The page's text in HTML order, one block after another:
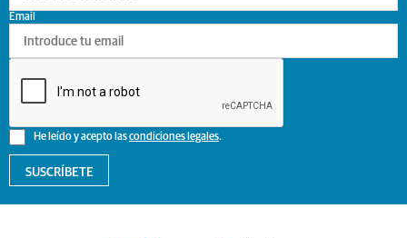
He leído y acepto lascondiciones legales.
Email
SUSCRÍBETE